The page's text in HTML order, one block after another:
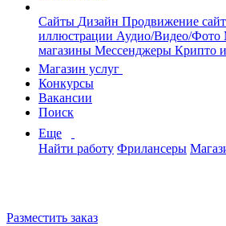
Сайты Дизайн Продвижение
иллюстрации Аудио/Видео/Фото
магазины Мессенджеры Крипто
Магазин услуг
Конкурсы
Вакансии
Поиск
Еще
Найти работу Фрилансеры
Разместить заказ